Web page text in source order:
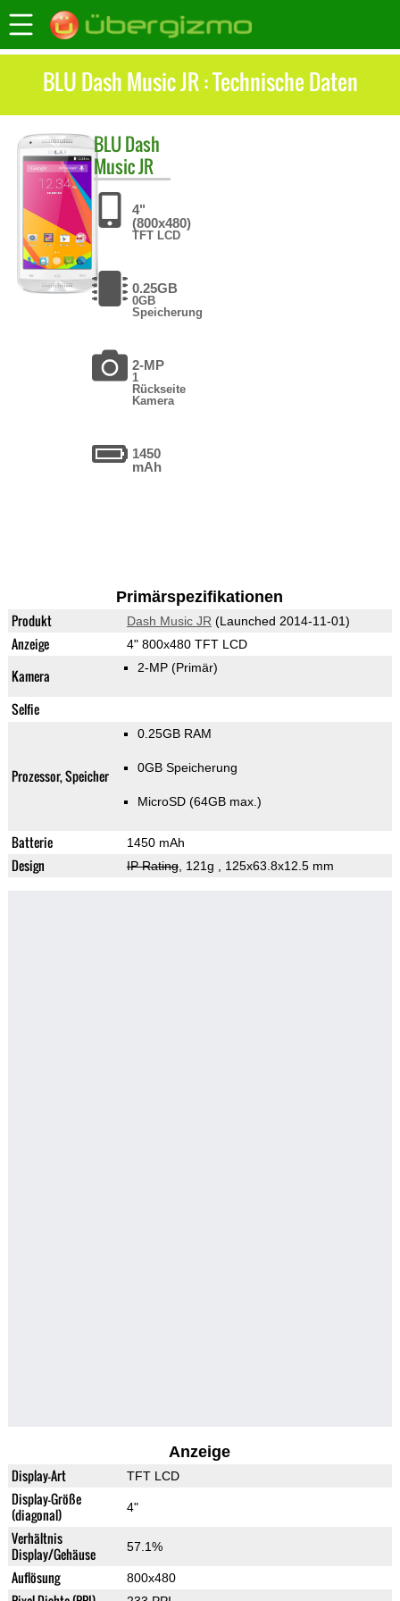
BLU Dash Music JR : Technische Daten
BLUDash
Music JR
4"
(800x480)
TFT LCD
0.25GB
0GB
Speicherung
2-MP
1
Rückseite
Kamera
1450
mAh
Primärspezifikationen
Produkt Dash Music JR (Launched 2014-11-01)
Anzeige 4" 800x480 TFT LCD
Kamera 2-MP (Primär)
Selfie
Prozessor, Speicher
0.25GB RAM
0GB Speicherung
MicroSD (64GB max.)
Batterie 1450 mAh
Design IP Rating, 121g , 125x63.8x12.5 mm
Anzeige
Display-Art TFT LCD
Display-Größe
(diagonal)
4"
Verhältnis
Display/Gehäuse
57.1%
Auflösung 800x480